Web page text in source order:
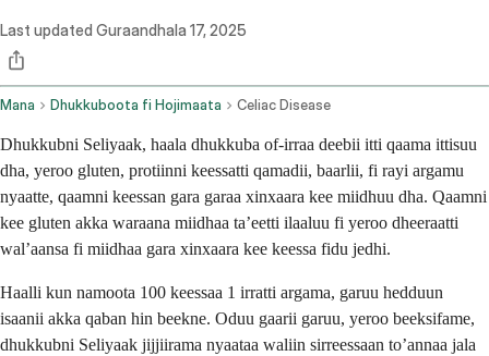
Last updated Guraandhala 17, 2025
Mana Dhukkuboota fi Hojimaata Celiac Disease
Dhukkubni Seliyaak, haala dhukkuba of-irraa deebii itti qaama ittisuu
dha, yeroo gluten, protiinni keessatti qamadii, baarlii, fi rayi argamu
nyaatte, qaamni keessan gara garaa xinxaara kee miidhuu dha. Qaamni
kee gluten akka waraana miidhaa taʼeetti ilaaluu fi yeroo dheeraatti
walʼaansa fi miidhaa gara xinxaara kee keessa fidu jedhi.
Haalli kun namoota 100 keessaa 1 irratti argama, garuu hedduun
isaanii akka qaban hin beekne. Oduu gaarii garuu, yeroo beeksifame,
dhukkubni Seliyaak jijjiirama nyaataa waliin sirreessaan toʼannaa jala